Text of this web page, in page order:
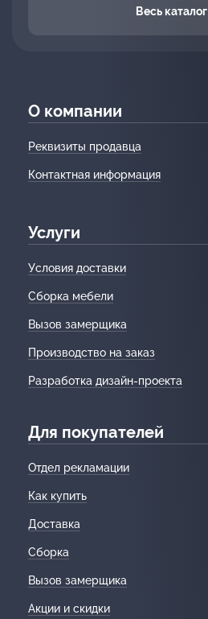
Весь каталог
О компании
Реквизиты продавца
Контактная информация
Услуги
Условия доставки
Сборка мебели
Вызов замерщика
Производство на заказ
Разработка дизайн-проекта
Для покупателей
Отдел рекламации
Как купить
Доставка
Сборка
Вызов замерщика
Акции и скидки